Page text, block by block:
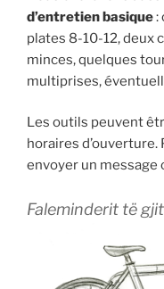
d’entretien basique:
plates 8-10-12, deux
minces, quelques
multiprises,
Les outils peuvent
horaires d’ouverture.
envoyer un message
Faleminderit të